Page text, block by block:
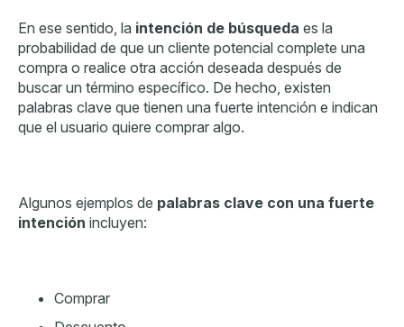
En ese sentido, la intención de búsqueda es la
probabilidad de que un cliente potencial complete una
compra o realice otra acción deseada después de
buscar un término específico. De hecho, existen
palabras clave que tienen una fuerte intención e indican
que el usuario quiere comprar algo.
Algunos ejemplos de palabras clave con una fuerte
intención incluyen:
Comprar